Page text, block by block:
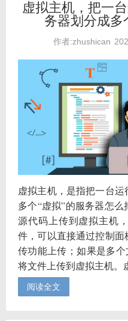
虚拟主机，把一
务器划分成多
作者:zhushican
虚拟主机，是指把一台
多个“虚拟”的服务器怎
源代码上传到虚拟主机
件，可以直接通过控制
传功能上传；如果是多个
将文件上传到虚拟主机。
阅读全文